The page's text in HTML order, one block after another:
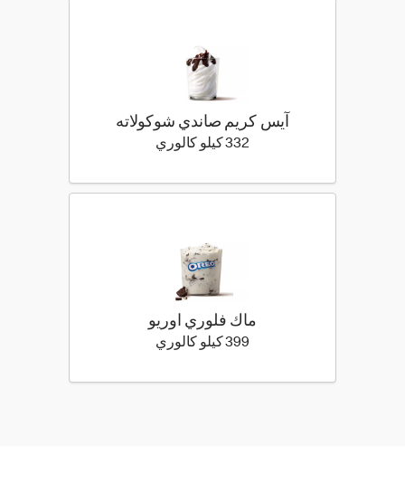
آيس كريم صاندي شوكولاته
332 كيلو كالوري 332 كيلو سعرة حرارية
ماك فلوري اوريو
399 كيلو كالوري 399 كيلو سعرة حرارية